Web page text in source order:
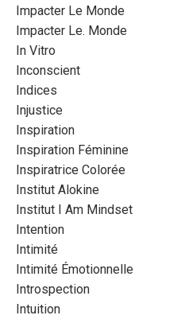
Impacter Le Monde
Impacter Le. Monde
In Vitro
Inconscient
Indices
Injustice
Inspiration
Inspiration Féminine
Inspiratrice Colorée
Institut Alokine
Institut I Am Mindset
Intention
Intimité
Intimité Émotionnelle
Introspection
Intuition